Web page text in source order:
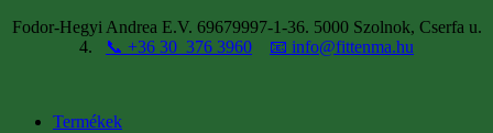
Fodor-Hegyi Andrea E.V. 69679997-1-36. 5000 Szolnok, Cserfa u.
4.
📞 +36 30 376 3960 📧 info@fittenma.hu
Termékek